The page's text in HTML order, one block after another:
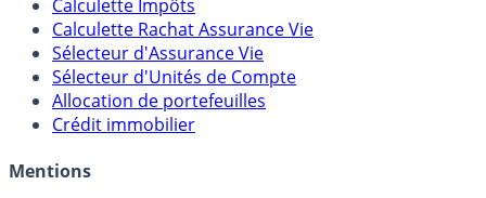
Calculateur d'intérêts
Calculette Impôts
Calculette Rachat Assurance Vie
Sélecteur d'Assurance Vie
Sélecteur d'Unités de Compte
Allocation de portefeuilles